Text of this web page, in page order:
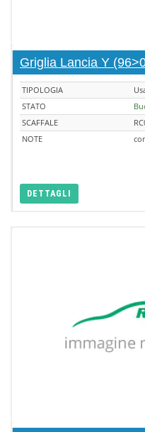
Griglia Lancia Y
TIPOLOGIA
STATO
SCAFFALE
NOTE
DETTAGLI